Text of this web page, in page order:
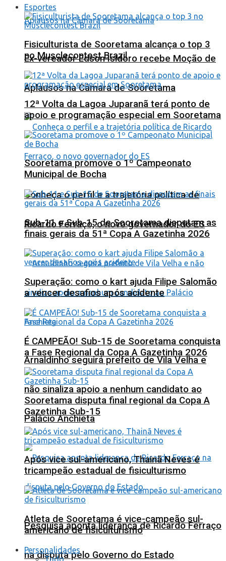
Ex-vereador Edson Isidoro recebe Moção de
Aplausos na Câmara de Sooretama
Conheça o perfil e a trajetória política de
Ricardo Ferraço, o novo governador do ES
Arnaldinho seguirá prefeito de Vila Velha e
não sinaliza apoio a nenhum candidato ao
Palácio Anchieta
Pesquisa aponta liderança de Ricardo Ferraço
na disputa pelo Governo do Estado
Esportes
Fisiculturista de Sooretama alcança o top 3
no Musclecontest Brazil
12ª Volta da Lagoa Juparanã terá ponto de
apoio e programação especial em Sooretama
Sooretama promove o 1º Campeonato
Municipal de Bocha
Sub-11 e Sub-15 de Sooretama disputam as
finais gerais da 51ª Copa A Gazetinha 2026
Superação: como o kart ajuda Filipe Salomão
a vencer desafios após acidente
É CAMPEÃO! Sub-15 de Sooretama conquista
a Fase Regional da Copa A Gazetinha 2026
Sooretama disputa final regional da Copa A
Gazetinha Sub-15
Após vice sul-americano, Thainã Neves é
tricampeão estadual de fisiculturismo
Atleta de Sooretama é vice-campeão sul-
americano de fisiculturismo
Personalidades
Tudo